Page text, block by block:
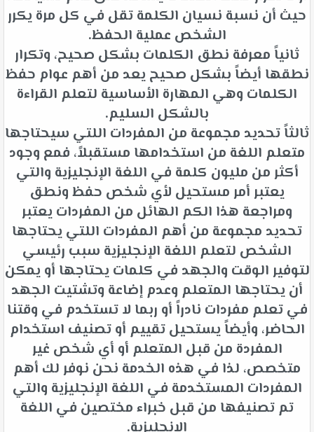
حيث أن نسبة نسيان الكلمة تقل في كل مرة يكرر
الشخص عملية الحفظ.
ثانياً معرفة نطق الكلمات بشكل صحيح، وتكرار
نطقها أيضاً بشكل صحيح يعد من أهم عوام حفظ
الكلمات وهي المهارة الأساسية لتعلم القراءة
بالشكل السليم.
ثالثاً تحديد مجموعة من المفردات اللتي سيحتاجها
متعلم اللغة من استخدامها مستقبلاً، فمع وجود
أكثر من مليون كلمة في اللغة الإنجليزية والتي
يعتبر أمر مستحيل لأي شخص حفظ ونطق
ومراجعة هذا الكم الهائل من المفردات يعتبر
تحديد مجموعة من أهم المفردات اللتي يحتاجها
الشخص لتعلم اللغة الإنجليزية سبب رئيسي
لتوفير الوقت والجهد في كلمات يحتاجها أو يمكن
أن يحتاجها المتعلم وعدم إضاعة وتشتيت الجهد
في تعلم مفردات نادراً أو ربما لا تستخدم في وقتنا
الحاضر، وأيضاً يستحيل تقييم أو تصنيف استخدام
المفردة من قبل المتعلم أو أي شخص غير
متخصص، لذا في هذه الخدمة نحن نوفر لك أهم
المفردات المستخدمة في اللغة الإنجليزية والتي
تم تصنيفها من قبل خبراء مختصين في اللغة